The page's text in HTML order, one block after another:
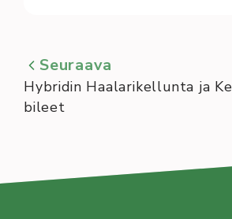
Seuraava
Hybridin Haalarikellunta ja
bileet